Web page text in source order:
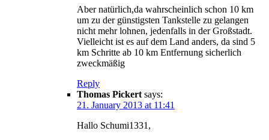
Aber natürlich,da wahrscheinlich schon 10 km
um zu der günstigsten Tankstelle zu gelangen
nicht mehr lohnen, jedenfalls in der Großstadt.
Vielleicht ist es auf dem Land anders, da sind 5
km Schritte ab 10 km Entfernung sicherlich
zweckmäßig
Reply
Thomas Pickert says:
21. January 2013 at 11:41
Hallo Schumi1331,